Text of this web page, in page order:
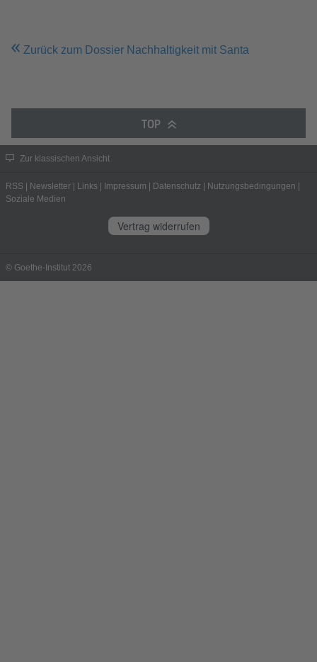
Zurück zum Dossier Nachhaltigkeit mit Santa
TOP
Zur klassischen Ansicht
RSS Newsletter Links Impressum Datenschutz Nutzungsbedingungen
Soziale Medien
Vertrag widerrufen
© Goethe-Institut 2026